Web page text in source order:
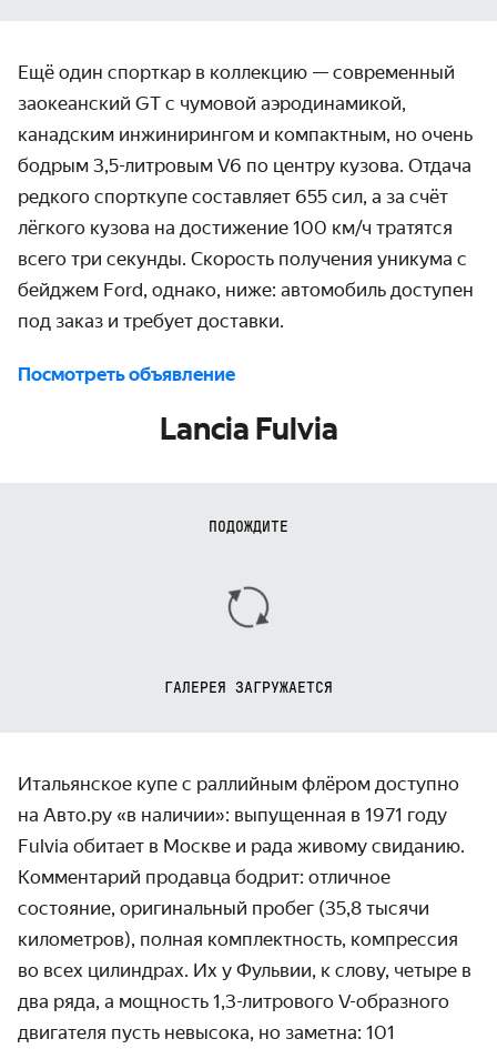
Ещё один спорткар в коллекцию — современный
заокеанский GT с чумовой аэродинамикой,
канадским инжинирингом и компактным, но очень
бодрым 3,5-литровым V6 по центру кузова. Отдача
редкого спорткупе составляет 655 сил, а за счёт
лёгкого кузова на достижение 100 км/ч тратятся
всего три секунды. Скорость получения уникума с
бейджем Ford, однако, ниже: автомобиль доступен
под заказ и требует доставки.
Посмотреть объявление
Lancia Fulvia
ПОДОЖДИТЕ
ГАЛЕРЕЯ ЗАГРУЖАЕТСЯ
Итальянское купе с раллийным флёром доступно
на Авто.ру «в наличии»: выпущенная в 1971 году
Fulvia обитает в Москве и рада живому свиданию.
Комментарий продавца бодрит: отличное
состояние, оригинальный пробег (35,8 тысячи
километров), полная комплектность, компрессия
во всех цилиндрах. Их у Фульвии, к слову, четыре в
два ряда, а мощность 1,3-литрового V-образного
двигателя пусть невысока, но заметна: 101